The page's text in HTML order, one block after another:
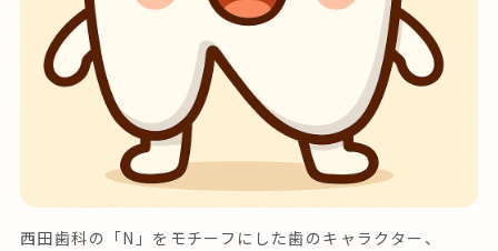
西田歯科の「N」をモチーフにした歯のキャラクター、